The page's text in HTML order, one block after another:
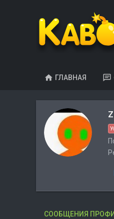
ГЛАВНАЯ
СООБЩЕНИЯ